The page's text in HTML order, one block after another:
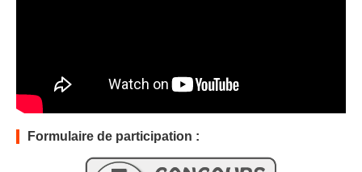
Formulaire de participation :